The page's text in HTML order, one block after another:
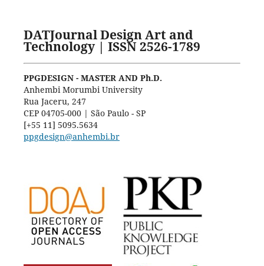
DATJournal Design Art and
Technology | ISSN 2526-1789
PPGDESIGN - MASTER AND Ph.D.
Anhembi Morumbi University
Rua Jaceru, 247
CEP 04705-000 | São Paulo - SP
[+55 11] 5095.5634
ppgdesign@anhembi.br